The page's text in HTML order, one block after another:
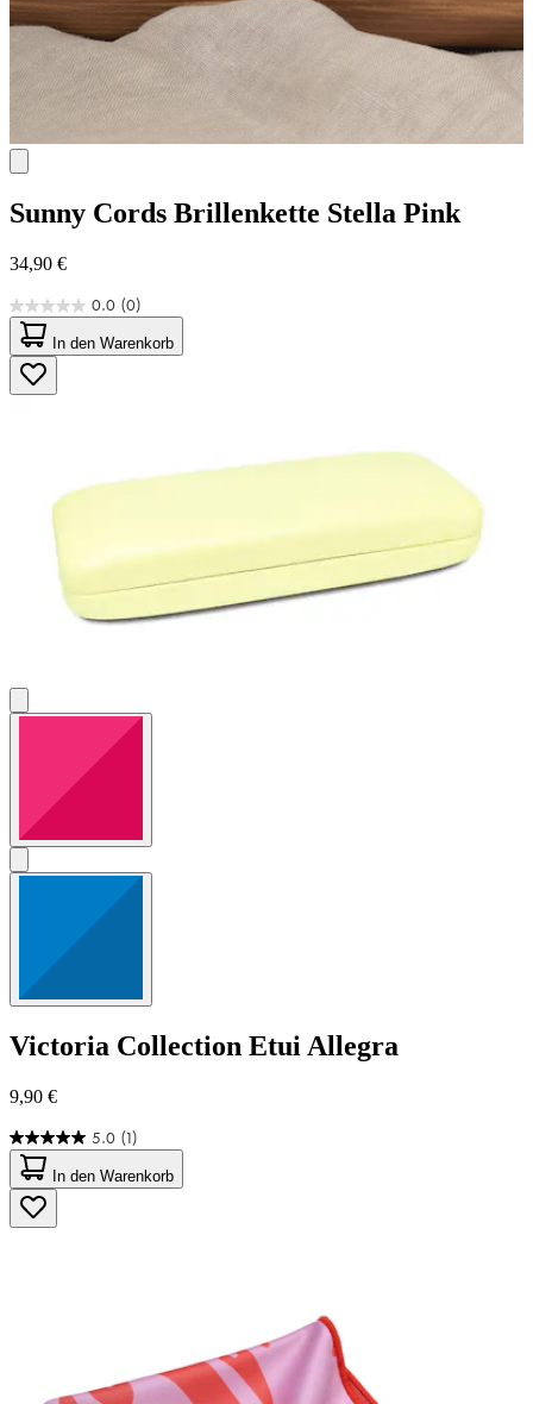
Sunny Cords Brillenkette Stella Pink
34,90 €
0.0 (0)
0.0
von
5
Sternen.
In den Warenkorb
Victoria Collection Etui Allegra
9,90 €
5.0 (1)
5.0
von
5
Sternen.
1
In den Warenkorb